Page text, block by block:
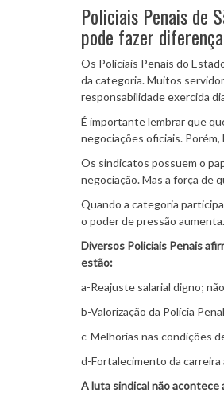
Policiais Penais de
pode fazer
Os Policiais Penais do
da categoria. Muitos
responsabilidade exercida
É importante lembrar que
negociações oficiais.
Os sindicatos possuem o
negociação. Mas a força de
Quando a categoria
o poder de pressão
Diversos Policiais Penais
estão:
a-Reajuste salarial digno;
b-Valorização da Polícia
c-Melhorias nas condições
d-Fortalecimento da carreira
A luta sindical não acontece